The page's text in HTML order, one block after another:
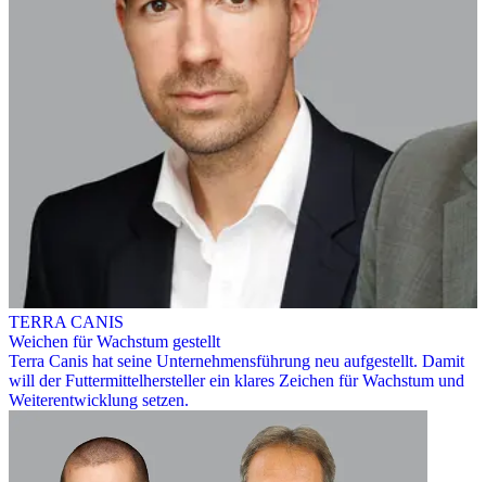
TERRA CANIS
Weichen für Wachstum gestellt
Terra Canis hat seine Unternehmensführung neu aufgestellt. Damit
will der Futtermittelhersteller ein klares Zeichen für Wachstum und
Weiterentwicklung setzen.